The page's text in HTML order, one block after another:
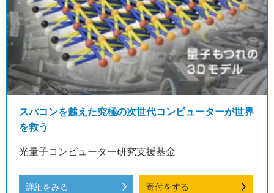
スパコンを越えた究極の次世代コンピューターが世界
を救う
光量子コンピューター研究支援基金
詳細をみる 寄付をする